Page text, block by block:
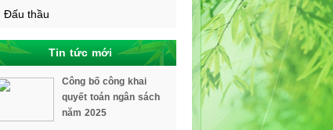
Đấu thầu
Tin tức mới
Công bố công khai
quyết toán ngân sách
năm 2025